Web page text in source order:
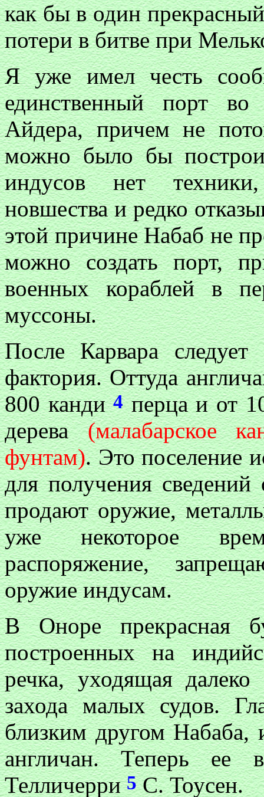
как бы в один
потери в битве при
Я уже имел честь
единственный порт во
Айдера, причем не
можно было бы
индусов нет
новшества и редко
этой причине Набаб не
можно создать порт,
военных кораблей в
муссоны.
После Карвара
фактория. Оттуда
800 канди4перца и от
дерева(малабарское
фунтам). Это поселение
для получения
продают оружие,
уже некоторое
распоряжение,
оружие индусам.
В Оноре прекрасная
построенных на
речка, уходящая
захода малых судов.
близким другом Набаба,
англичан. Теперь ее
Телличерри5С. Тоусен.